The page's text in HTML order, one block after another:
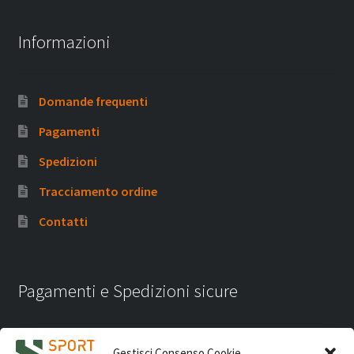
Informazioni
Domande frequenti
Pagamenti
Spedizioni
Tracciamento ordine
Contatti
Pagamenti e Spedizioni sicure